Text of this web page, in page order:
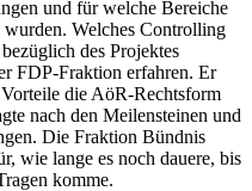
und für welche Bereiche
wurden. Welches Controlling
des Projektes
FDP-Fraktion erfahren. Er
die AöR-Rechtsform
nach den Meilensteinen und
Die Fraktion Bündnis
wie lange es noch dauere, bis
komme.